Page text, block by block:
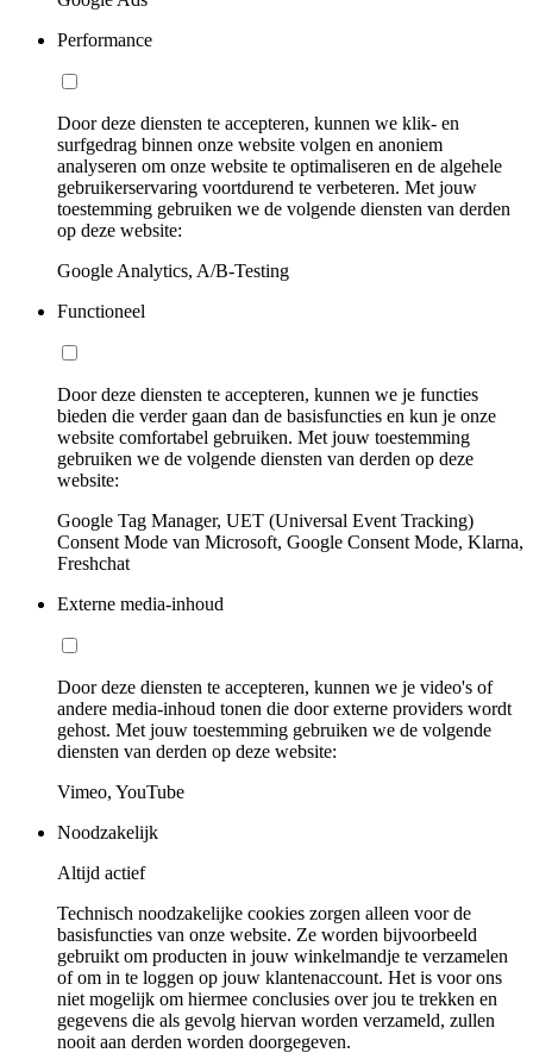
Performance
Door deze diensten te accepteren, kunnen we klik- en
surfgedrag binnen onze website volgen en anoniem
analyseren om onze website te optimaliseren en de algehele
gebruikerservaring voortdurend te verbeteren. Met jouw
toestemming gebruiken we de volgende diensten van derden
op deze website:
Google Analytics, A/B-Testing
Functioneel
Door deze diensten te accepteren, kunnen we je functies
bieden die verder gaan dan de basisfuncties en kun je onze
website comfortabel gebruiken. Met jouw toestemming
gebruiken we de volgende diensten van derden op deze
website:
Google Tag Manager, UET (Universal Event Tracking)
Consent Mode van Microsoft, Google Consent Mode, Klarna,
Freshchat
Externe media-inhoud
Door deze diensten te accepteren, kunnen we je video's of
andere media-inhoud tonen die door externe providers wordt
gehost. Met jouw toestemming gebruiken we de volgende
diensten van derden op deze website:
Vimeo, YouTube
Noodzakelijk
Altijd actief
Technisch noodzakelijke cookies zorgen alleen voor de
basisfuncties van onze website. Ze worden bijvoorbeeld
gebruikt om producten in jouw winkelmandje te verzamelen
of om in te loggen op jouw klantenaccount. Het is voor ons
niet mogelijk om hiermee conclusies over jou te trekken en
gegevens die als gevolg hiervan worden verzameld, zullen
nooit aan derden worden doorgegeven.